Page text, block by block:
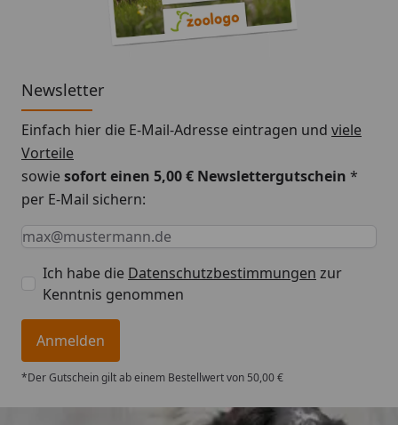
Newsletter
Einfach hier die E-Mail-Adresse eintragen und viele
Vorteile
sowiesofort einen 5,00 € Newslettergutschein *
per E-Mail sichern:
Keine Eingabe erforderlich
Eingabe erforderlich
E-Mail *
Ich habe die Datenschutzbestimmungen zur
Kenntnis genommen
Anmelden
*Der Gutschein gilt ab einem Bestellwert von 50,00 €